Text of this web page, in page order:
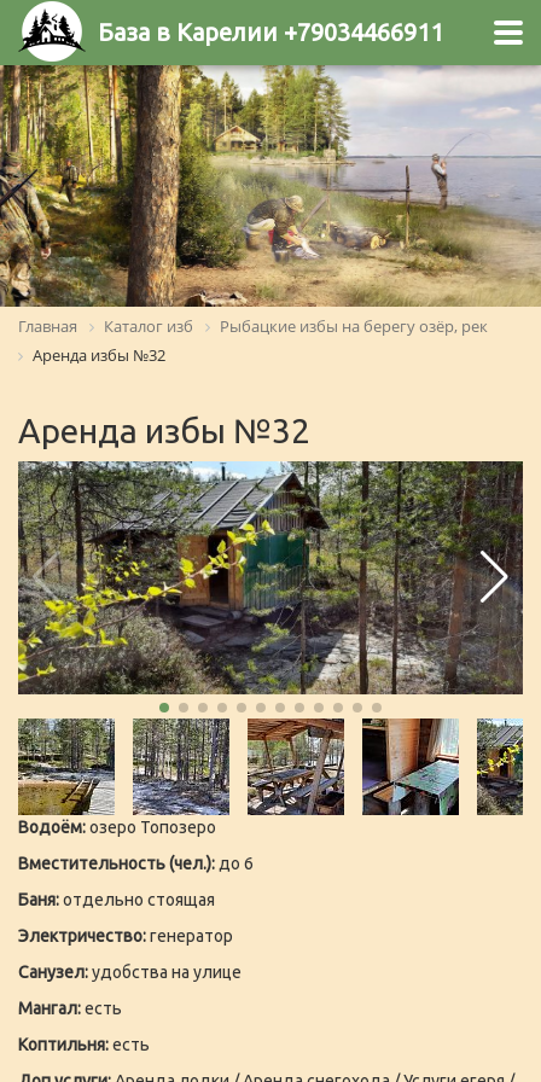
База в Карелии +79034466911
Главная Каталог изб
Рыбацкие избы на берегу озёр, рек
Аренда избы №32
Аренда избы №32
Водоём:озеро Топозеро
Вместительность (чел.): до 6
Баня:отдельно стоящая
Электричество:генератор
Санузел:удобства на улице
Мангал:есть
Коптильня:есть